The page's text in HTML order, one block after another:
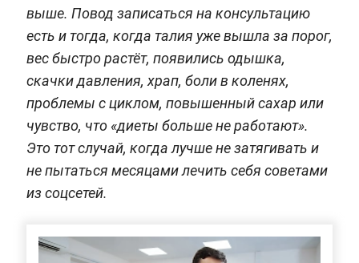
выше. Повод записаться на консультацию
есть и тогда, когда талия уже вышла за порог,
вес быстро растёт, появились одышка,
скачки давления, храп, боли в коленях,
проблемы с циклом, повышенный сахар или
чувство, что «диеты больше не работают».
Это тот случай, когда лучше не затягивать и
не пытаться месяцами лечить себя советами
из соцсетей.